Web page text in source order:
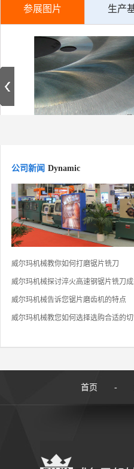
参展图片 生产
CORONET皇冠锯片
公司新闻 Dynamic
威尔玛机械教你如何打磨锯片铣刀
威尔玛机械探讨淬火高速钢锯片铣刀成
威尔玛机械告诉您锯片磨齿机的特点
威尔玛机械教您如何选择选购合适的
首页 -